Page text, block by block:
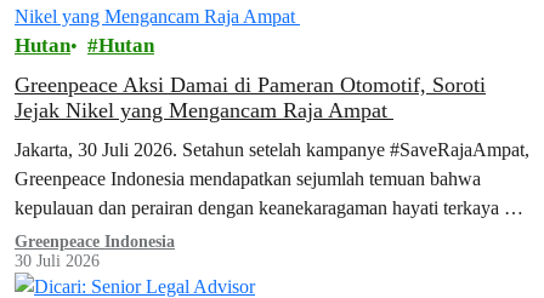
Hutan Hutan
Greenpeace Aksi Damai di Pameran Otomotif, Soroti
Jejak Nikel yang Mengancam Raja Ampat
Jakarta, 30 Juli 2026. Setahun setelah kampanye #SaveRajaAmpat,
Greenpeace Indonesia mendapatkan sejumlah temuan bahwa
kepulauan dan perairan dengan keanekaragaman hayati terkaya di
dunia ini belum benar-benar aman dari ancaman tambang. Temuan
tersebut terungkap dalam laporan terbaru Greenpeace, Surga yang
Greenpeace Indonesia
30 Juli 2026